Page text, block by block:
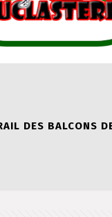
DES BALCONS